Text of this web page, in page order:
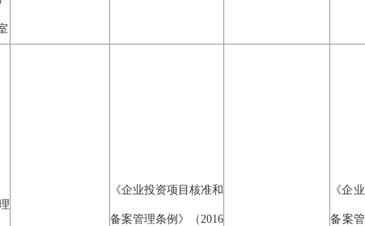
《企业投资项目核准和
备案管理条例》（2016
《企
备案